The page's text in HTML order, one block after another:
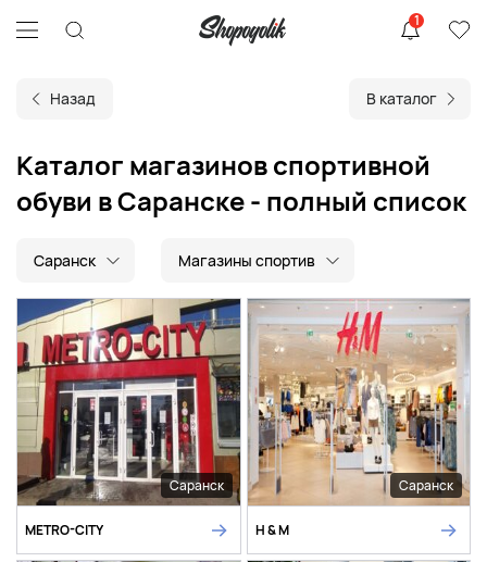
1
Назад В каталог
Каталог магазинов спортивной
обуви в Саранске - полный список
Саранск Магазины спортив
Саранск
METRO-CITY
Саранск
H & M